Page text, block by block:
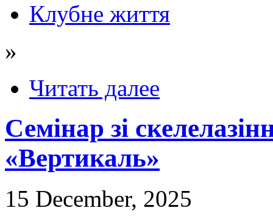
Клубне життя
»
Читать далее
Семінар зі
«Вертикаль»
15 December, 2025